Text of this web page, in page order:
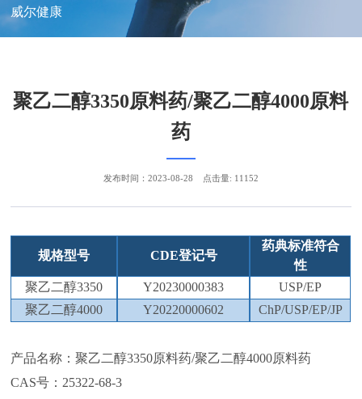
威尔健康
聚乙二醇3350原料药/聚乙二醇4000原料
药
规格型号 CDE登记号
药典标准符合
性
聚乙二醇3350 Y20230000383
USP/EP
聚乙二醇4000 Y20220000602 ChP/USP/EP/JP
产品名称：聚乙二醇3350原料药/聚乙二醇4000原料药
CAS号：25322-68-3